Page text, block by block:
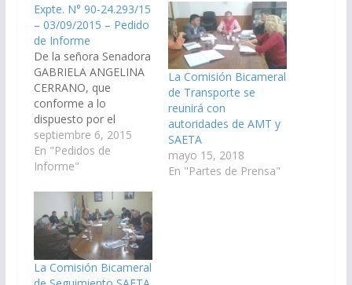
Expte. N° 90-24.293/15
– 03/09/2015 – Pedido
de Informe
De la señora Senadora
GABRIELA ANGELINA
CERRANO, que
conforme a lo
dispuesto por el
artículo 116 de la
Constitución Provincial
y el artículo 149 del
Cuerpo se requiera a
los señores titulares de
SAETA y AMT, a
concurrir a esta
Cámara para
responder lo siguiente:
septiembre 6, 2015
En "Pedidos de
Informe"
La Comisión Bicameral
de Transporte se
reunirá con
autoridades de AMT y
SAETA
mayo 15, 2018
En "Partes de Prensa"
La Comisión Bicameral